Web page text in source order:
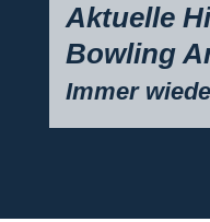
Aktuelle
Bowling
Immer